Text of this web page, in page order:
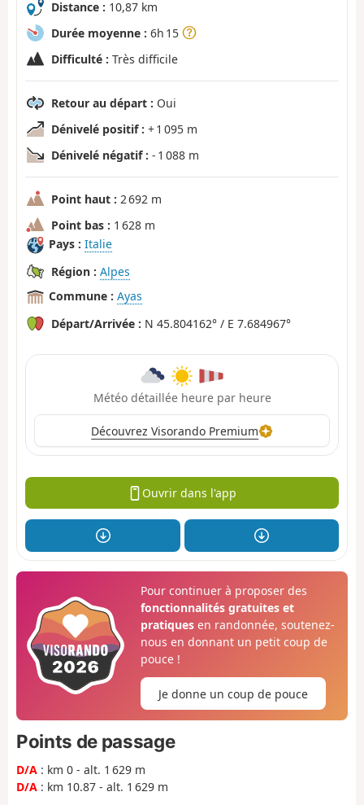
Distance : 10,87 km
Durée moyenne : 6h 15
Difficulté : Très difficile
Retour au départ : Oui
Dénivelé positif : + 1 095 m
Dénivelé négatif : - 1 088 m
Point haut : 2 692 m
Point bas : 1 628 m
Pays : Italie
Région : Alpes
Commune : Ayas
Départ/Arrivée : N 45.804162° / E 7.684967°
Météo détaillée heure par heure
Découvrez Visorando Premium
Ouvrir dans l'app
Pour continuer à proposer des
fonctionnalités gratuites et
pratiquesen randonnée, soutenez-
nous en donnant un petit coup de
pouce !
Je donne un coup de pouce
Points de passage
D/A : km 0 - alt. 1 629 m
D/A : km 10.87 - alt. 1 629 m